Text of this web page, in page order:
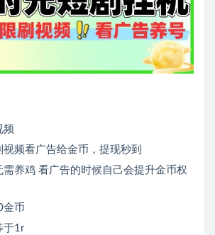
频
频看广告给金币，提现秒到
需养鸡 看广告的时候自己会提升金币权
金币
于1r